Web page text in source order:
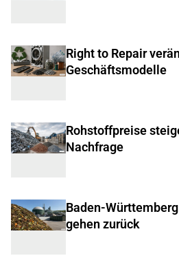
Right to Repair
Geschäftsmodelle
Rohstoffpreise
Nachfrage
Baden-
gehen zurück